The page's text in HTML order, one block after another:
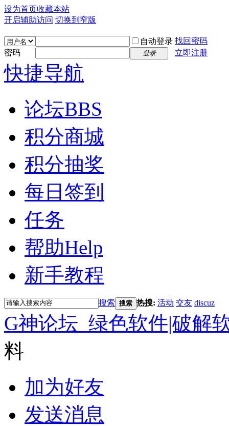
设为首页收藏本站
开启辅助访问 切换到窄版
自动登录 找回密码
密码
登录 立即注册
快捷导航
论坛BBS
积分商城
积分抽奖
每日签到
任务
帮助Help
新手教程
搜索 搜索 热搜: 活动 交友 discuz
G神论坛_绿色软件|破解
料
加为好友
发送消息